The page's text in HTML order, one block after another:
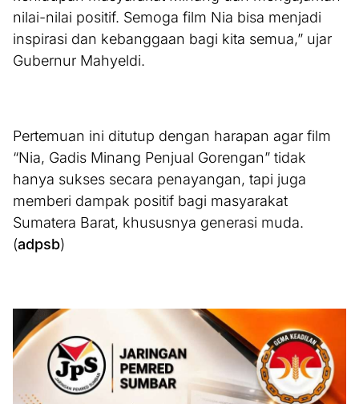
nilai-nilai positif. Semoga film Nia bisa menjadi
inspirasi dan kebanggaan bagi kita semua,” ujar
Gubernur Mahyeldi.
Pertemuan ini ditutup dengan harapan agar film
“Nia, Gadis Minang Penjual Gorengan” tidak
hanya sukses secara penayangan, tapi juga
memberi dampak positif bagi masyarakat
Sumatera Barat, khususnya generasi muda.
(adpsb)